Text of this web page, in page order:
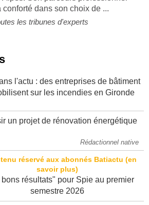
Alpes. Son parcours professionnel
l'actu : des entreprises de bâtiment
Rédactionnel native
bons résultats" pour Spie au premier